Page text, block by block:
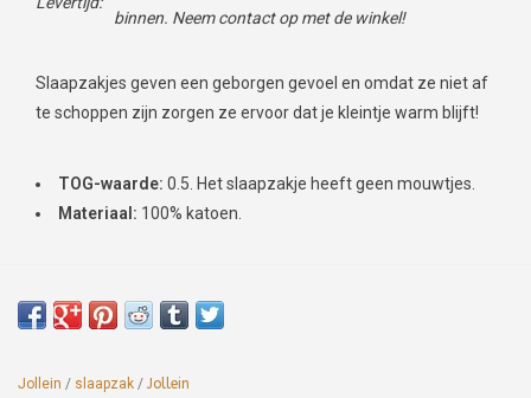
binnen. Neem contact op met de winkel!
Slaapzakjes geven een geborgen gevoel en omdat ze niet af
te schoppen zijn zorgen ze ervoor dat je kleintje warm blijft!
TOG-waarde: 0.5. Het slaapzakje heeft geen mouwtjes.
Materiaal: 100% katoen.
Jollein / slaapzak / Jollein